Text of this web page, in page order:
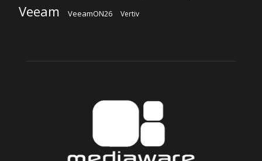
Veeam VeeamON26 Vertiv